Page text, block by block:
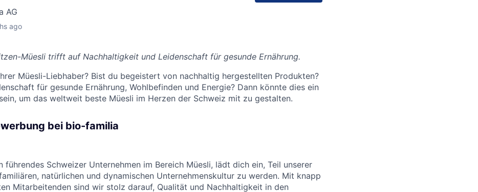
AG
ago
Müesli trifft auf Nachhaltigkeit und Leidenschaft für gesunde Ernährung.
Müesli-Liebhaber? Bist du begeistert von nachhaltig hergestellten Produkten?
für gesunde Ernährung, Wohlbefinden und Energie? Dann könnte dies ein
um das weltweit beste Müesli im Herzen der Schweiz mit zu gestalten.
bei bio-familia
führendes Schweizer Unternehmen im Bereich Müesli, lädt dich ein, Teil unserer
natürlichen und dynamischen Unternehmenskultur zu werden. Mit knapp
Mitarbeitenden sind wir stolz darauf, Qualität und Nachhaltigkeit in den